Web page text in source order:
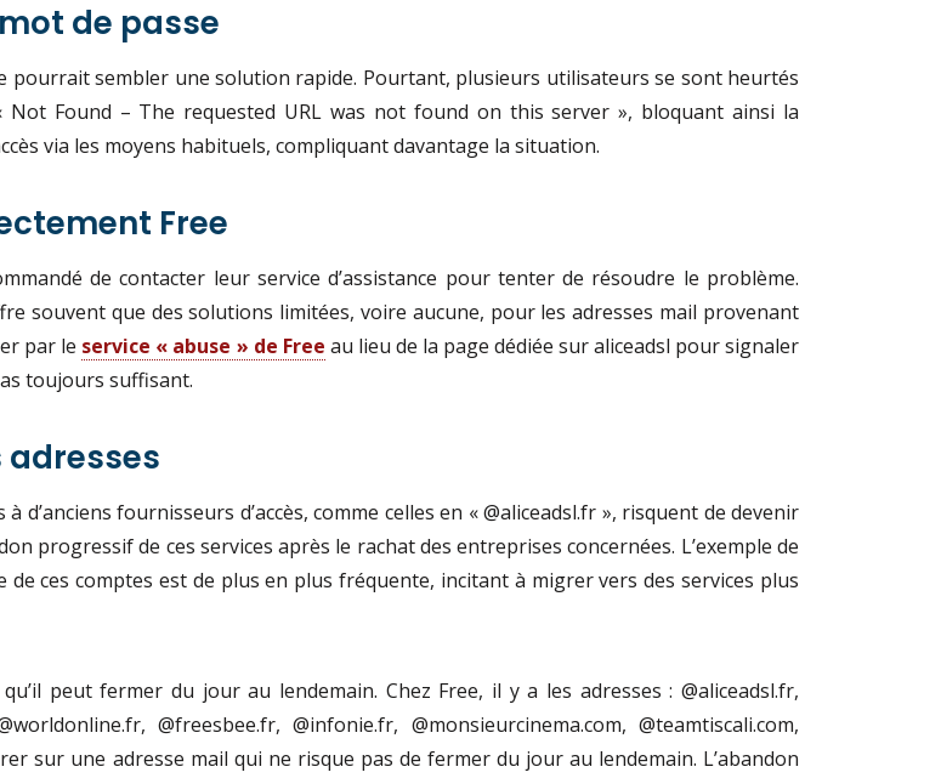
de passe
pourrait sembler une solution rapide. Pourtant, plusieurs utilisateurs se sont heurtés
Found – The requested URL was not found on this server », bloquant ainsi la
via les moyens habituels, compliquant davantage la situation.
Free
de contacter leur service d’assistance pour tenter de résoudre le problème.
souvent que des solutions limitées, voire aucune, pour les adresses mail provenant
par le service « abuse » de Free au lieu de la page dédiée sur aliceadsl pour signaler
toujours suffisant.
adresses
fournisseurs d’accès, comme celles en « @aliceadsl.fr », risquent de devenir
progressif de ces services après le rachat des entreprises concernées. L’exemple de
ces comptes est de plus en plus fréquente, incitant à migrer vers des services plus
peut fermer du jour au lendemain. Chez Free, il y a les adresses : @aliceadsl.fr,
@freesbee.fr, @infonie.fr, @monsieurcinema.com, @teamtiscali.com,
sur une adresse mail qui ne risque pas de fermer du jour au lendemain. L’abandon